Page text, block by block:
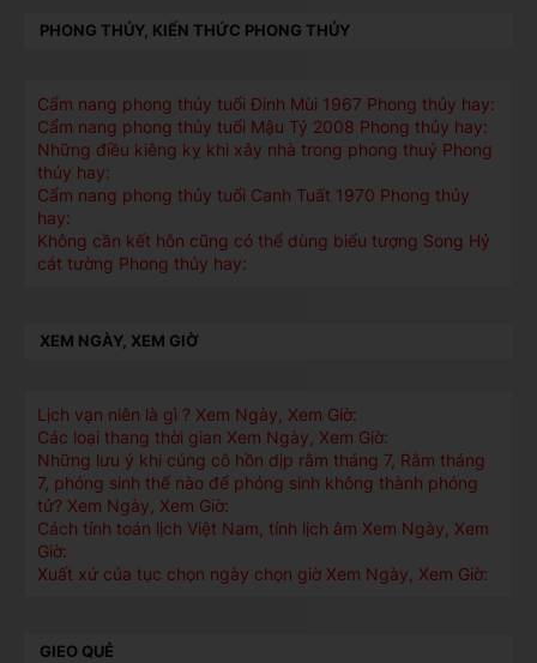
PHONG THỦY, KIẾN THỨC PHONG THỦY
Cẩm nang phong thủy tuổi Đinh Mùi 1967 Phong thủy hay:
Cẩm nang phong thủy tuổi Mậu Tý 2008 Phong thủy hay:
Những điều kiêng kỵ khi xây nhà trong phong thuỷ Phong
thủy hay:
Cẩm nang phong thủy tuổi Canh Tuất 1970 Phong thủy
hay:
Không cần kết hôn cũng có thể dùng biểu tượng Song Hỷ
cát tường Phong thủy hay:
XEM NGÀY, XEM GIỜ
Lịch vạn niên là gì ? Xem Ngày, Xem Giờ:
Các loại thang thời gian Xem Ngày, Xem Giờ:
Những lưu ý khi cúng cô hồn dịp rằm tháng 7, Rằm tháng
7, phóng sinh thế nào để phóng sinh không thành phóng
tử? Xem Ngày, Xem Giờ:
Cách tính toán lịch Việt Nam, tính lịch âm Xem Ngày, Xem
Giờ:
Xuất xứ của tục chọn ngày chọn giờ Xem Ngày, Xem Giờ:
GIEO QUẺ